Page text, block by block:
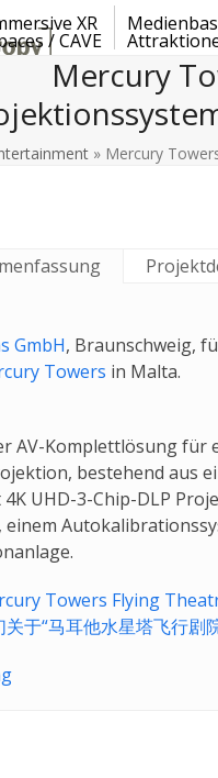
XR
/ CAVE
Mercury
» Mercury
GmbH, Braunschweig,
Towers in Malta.
AV-Komplettlösung für
bestehend aus
UHD-3-Chip-DLP
einem
Towers Flying
关于“马耳他水星塔飞行剧